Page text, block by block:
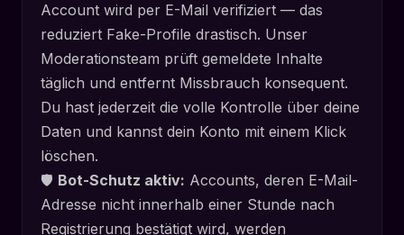
Account wird per E-Mail verifiziert — das
reduziert Fake-Profile drastisch. Unser
Moderationsteam prüft gemeldete Inhalte
täglich und entfernt Missbrauch konsequent.
Du hast jederzeit die volle Kontrolle über deine
Daten und kannst dein Konto mit einem Klick
löschen.
🛡️ Bot-Schutz aktiv: Accounts, deren E-Mail-
Adresse nicht innerhalb einer Stunde nach
Registrierung bestätigt wird, werden